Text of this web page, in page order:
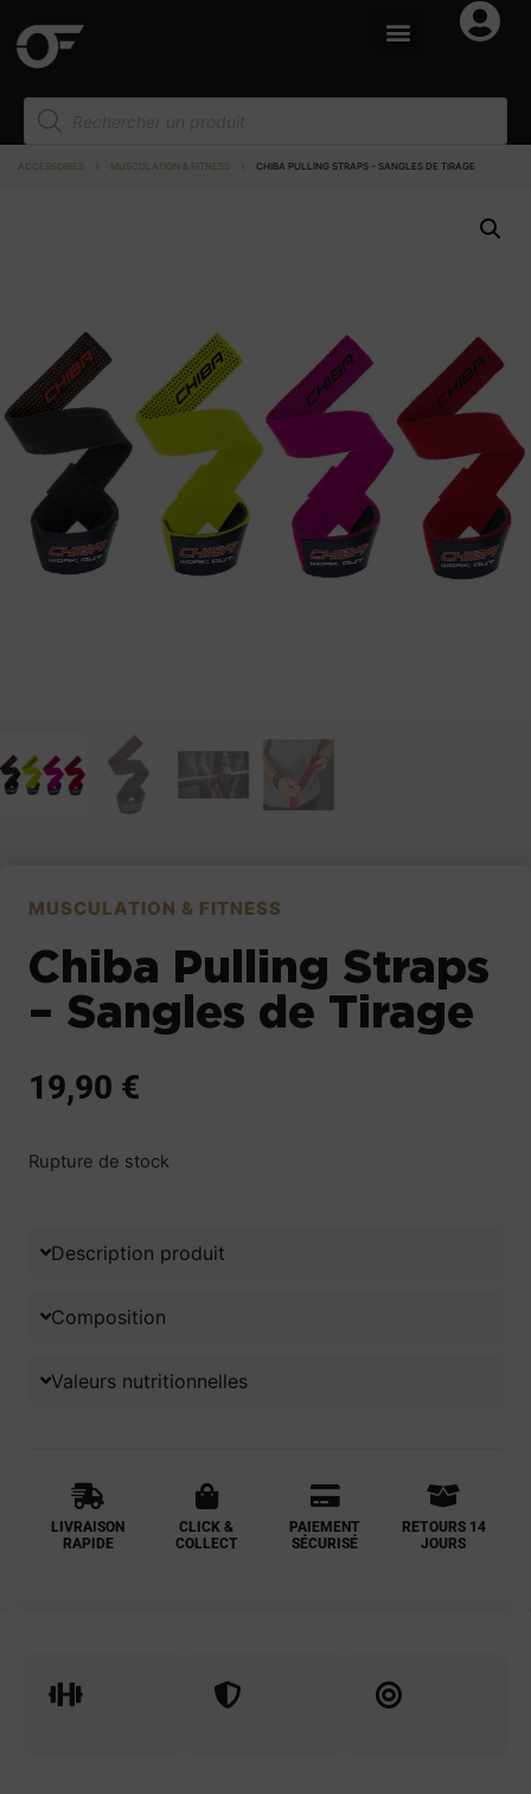
ACCESSOIRES MUSCULATION & FITNESS CHIBA PULLING STRAPS – SANGLES DE TIRAGE
MUSCULATION & FITNESS
Chiba Pulling Straps
– Sangles de Tirage
19,90 €
Rupture de stock
Description produit
Composition
Valeurs nutritionnelles
LIVRAISON
RAPIDE
CLICK &
COLLECT
PAIEMENT
SÉCURISÉ
RETOURS 14
JOURS